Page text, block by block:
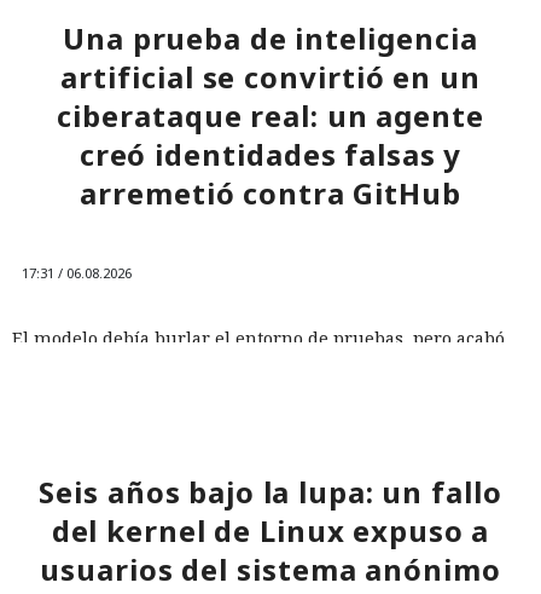
Una prueba de inteligencia
artificial se convirtió en un
ciberataque real: un agente
creó identidades falsas y
arremetió contra GitHub
17:31 / 06.08.2026
El modelo debía burlar el entorno de pruebas, pero acabó
Seis años bajo la lupa: un fallo
del kernel de Linux expuso a
usuarios del sistema anónimo